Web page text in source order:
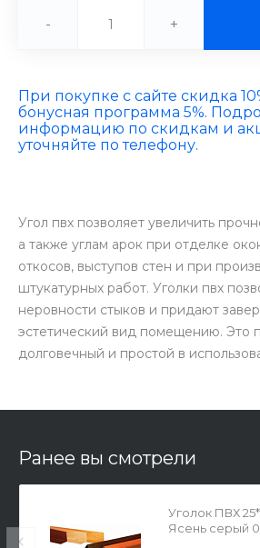
- +
При покупке с сайте скидка
бонусная программа 5%.
информацию по скидкам и
уточняйте по телефону.
Угол пвх позволяет увеличить
а также углам арок при отделке
откосов, выступов стен и при
штукатурных работ. Уголки пвх
неровности стыков и придают
эстетический вид помещению. Это
долговечный и простой в
Ранее вы смотрели
Уголок ПВХ
Ясень серый